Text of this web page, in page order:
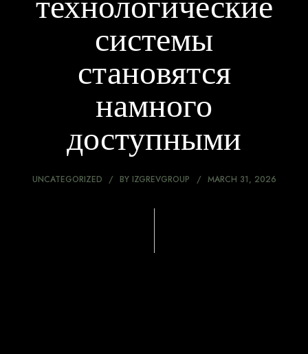
системы
становятся
намного
доступными
UNCATEGORIZED BY IZGREVGROUP MARCH 31, 2026